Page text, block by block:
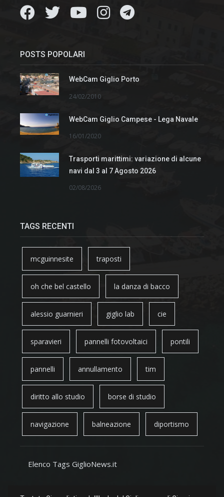
POSTS POPOLARI
WebCam Giglio Porto
24/02/2010
WebCam Giglio Campese - Lega Navale
16/01/2020
Trasporti marittimi: variazione di alcune
navi dal 3 al 7 Agosto 2026
02/08/2026
TAGS RECENTI
mcguinnesite traposti
oh che bel castello la danza di bacco
alessio guarnieri giglio lab cie
sparavieri pannelli fotovoltaici pontili
pannelli annullamento tim
diritto allo studio borse di studio
navigazione balneazione diportismo
Elenco Tags GiglioNews.it